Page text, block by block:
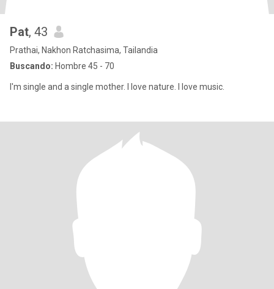
Pat, 43
Prathai, Nakhon Ratchasima, Tailandia
Buscando: Hombre 45 - 70
I'm single and a single mother. I love nature. I love music.